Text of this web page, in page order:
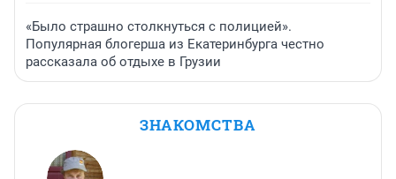
«Было страшно столкнуться с полицией».
Популярная блогерша из Екатеринбурга честно
рассказала об отдыхе в Грузии
ЗНАКОМСТВА